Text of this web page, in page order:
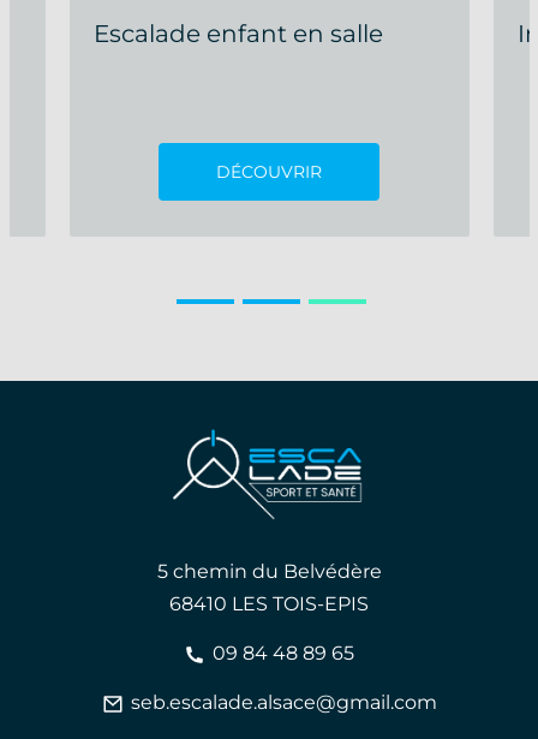
Escalade enfant en salle
DÉCOUVRIR
5 chemin du Belvédère
68410 LES TOIS-EPIS
09 84 48 89 65
seb.escalade.alsace@gmail.com